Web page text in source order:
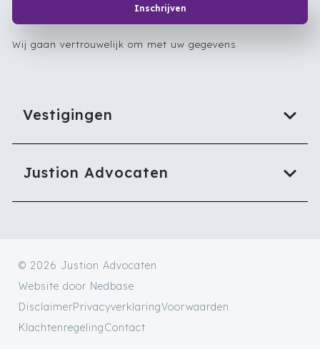
Vestigingen
Justion Advocaten
Inschrijven
Wij gaan vertrouwelijk om met uw gegevens
© 2026 Justion Advocaten
Website door Nedbase
DisclaimerPrivacyverklaringVoorwaarden
KlachtenregelingContact